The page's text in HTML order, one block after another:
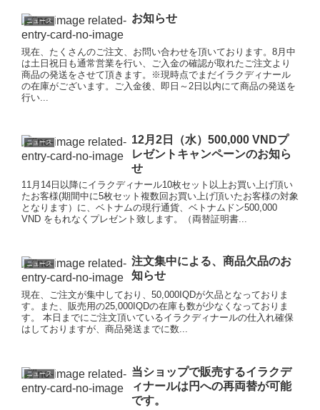
ニュース お知らせ
現在、たくさんのご注文、お問い合わせを頂いております。8月中
は土日祝日も通常営業を行い、ご入金の確認が取れたご注文より
商品の発送をさせて頂きます。※現時点でまだイラクディナール
の在庫がございます。ご入金後、即日～2日以内にて商品の発送を
行い...
ニュース
12月2日（水）500,000 VNDプ
レゼントキャンペーンのお知ら
せ
11月14日以降にイラクディナール10枚セット以上お買い上げ頂い
たお客様(期間中に5枚セット複数回お買い上げ頂いたお客様の対象
となります）に、ベトナムの現行通貨、ベトナムドン500,000
VND をもれなくプレゼント致します。（両替証明書...
ニュース
注文集中による、商品欠品のお
知らせ
現在、ご注文が集中しており、50,000IQDが欠品となっておりま
す。また、販売用の25,000IQDの在庫も数が少なくなっておりま
す。 本日までにご注文頂いているイラクディナールの仕入れ確保
はしておりますが、商品発送までに数...
ニュース
当ショップで販売するイラクデ
ィナールは円への再両替が可能
です。